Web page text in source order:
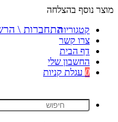
מוצר נוסף בהצלחה
קטגוריות
צרו קשר
דף הבית
החשבון שלי
0 עגלת קניות
התחברות \